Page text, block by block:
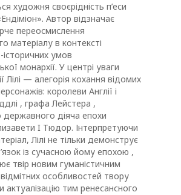
художня своєрідність п’еси
Автор відзначає
переосмислення
матеріалу в контексті
історичних умов
монархії. У центрі уваги
Лілі — алегорія кохання відомих
королеви Англії і
, графа Лейстера ,
державного діяча епохи
I Тюдор. Інтерпретуючи
Лілі не тільки демонструє
із сучасною йому епохою ,
твір новим гуманістичним
особливостей твору
актуалізацію тим ренесансного